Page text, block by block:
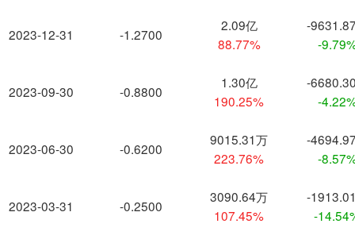
2023-12-31
2023-09-30
2023-06-30
2023-03-31
-1.2700
2.09亿
88.77%
-
-
-0.8800
1.30亿
190.25%
-
-
-0.6200
9015.31万
223.76%
-
-
-0.2500
3090.64万
107.45%
-
-